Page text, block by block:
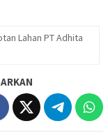
Lahan PT Adhita